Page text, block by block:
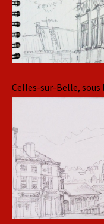
Celles-sur-Belle, sous